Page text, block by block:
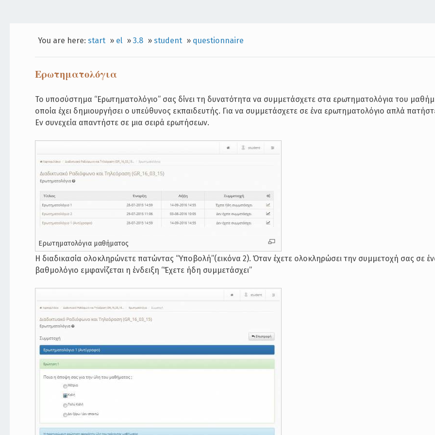
You are here: start » el » 3.8 » student » questionnaire
Ερωτηματολόγια
Το υποσύστημα “Ερωτηματολόγιο” σας δίνει τη δυνατότητα να συμμετάσχετε στα ερωτηματολόγια του
οποία έχει δημιουργήσει ο υπεύθυνος εκπαιδευτής. Για να συμμετάσχετε σε ένα ερωτηματολόγιο απλά
Εν συνεχεία απαντήστε σε μια σειρά ερωτήσεων.
Ερωτηματολόγια μαθήματος
Η διαδικασία ολοκληρώνετε πατώντας “Υποβολή”(εικόνα 2). Όταν έχετε ολοκληρώσει την συμμετοχή σας σε
βαθμολόγιο εμφανίζεται η ένδειξη “Έχετε ήδη συμμετάσχει”